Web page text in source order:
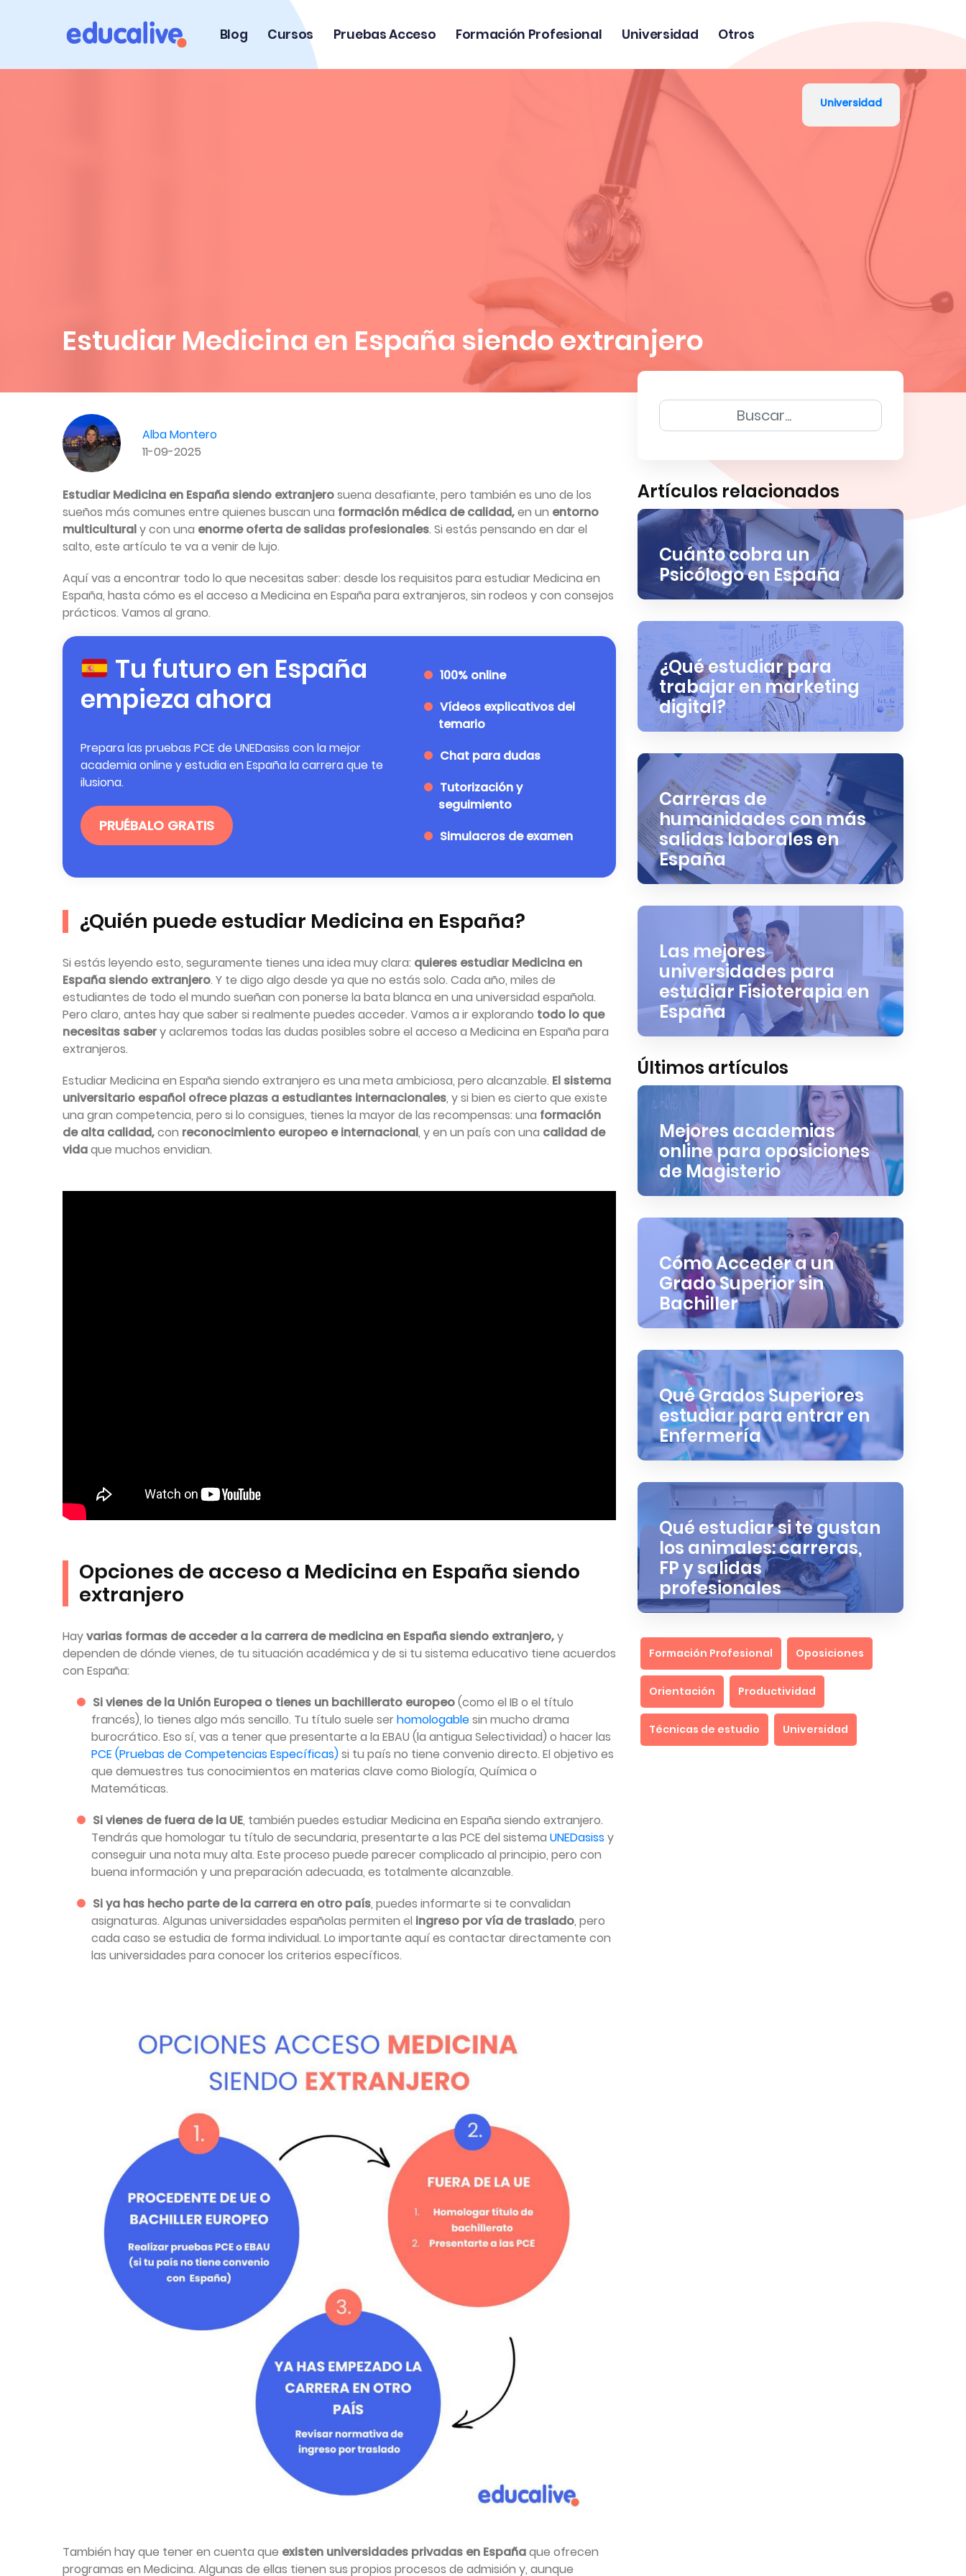
Blog Cursos Pruebas Acceso Formación Profesional Universidad Otros
Universidad
Estudiar Medicina en España siendo extranjero
Alba Montero
11-09-2025
Estudiar Medicina en España siendo extranjerosuena desafiante, pero también es uno de los
sueños más comunes entre quienes buscan una formación médica de calidad,en un entorno
multiculturaly con una enorme oferta de salidas profesionales. Si estás pensando en dar el
salto, este artículo te va a venir de lujo.
Aquí vas a encontrar todo lo que necesitas saber: desde los requisitos para estudiar Medicina en
España, hasta cómo es el acceso a Medicina en España para extranjeros, sin rodeos y con consejos
prácticos. Vamos al grano.
Tu futuro en España
empieza ahora
Prepara las pruebas PCE de UNEDasiss con la mejor
academia online y estudia en España la carrera que te
ilusiona.
PRUÉBALO GRATIS
100% online
Vídeos explicativos del
temario
Chat para dudas
Tutorización y
seguimiento
Simulacros de examen
¿Quién puede estudiar Medicina en España?
Si estás leyendo esto, seguramente tienes una idea muy clara: quieres estudiar Medicina en
España siendo extranjero. Y te digo algo desde ya que no estás solo. Cada año, miles de
estudiantes de todo el mundo sueñan con ponerse la bata blanca en una universidad española.
Pero claro, antes hay que saber si realmente puedes acceder. Vamos a ir explorando todo lo que
necesitas sabery aclaremos todas las dudas posibles sobre el acceso a Medicina en España para
extranjeros.
Estudiar Medicina en España siendo extranjero es una meta ambiciosa, pero alcanzable. El sistema
universitario español ofrece plazas a estudiantes internacionales, y si bien es cierto que existe
una gran competencia, pero si lo consigues, tienes la mayor de las recompensas: una formación
de alta calidad,con reconocimiento europeo e internacional, y en un país con una calidad de
vidaque muchos envidian.
Opciones de acceso a Medicina en España siendo
extranjero
Hayvarias formas de acceder a la carrera de medicina en España siendo extranjero,y
dependen de dónde vienes, de tu situación académica y de si tu sistema educativo tiene acuerdos
con España:
Si vienes de la Unión Europea o tienes un bachillerato europeo(como el IB o el título
francés), lo tienes algo más sencillo. Tu título suele serhomologablesin mucho drama
burocrático. Eso sí, vas a tener que presentarte a la EBAU (la antigua Selectividad) o hacer las
PCE (Pruebas de Competencias Específicas)si tu país no tiene convenio directo. El objetivo es
que demuestres tus conocimientos en materias clave como Biología, Química o
Matemáticas.
Si vienes de fuera de la UE, también puedes estudiar Medicina en España siendo extranjero.
Tendrás que homologar tu título de secundaria, presentarte a las PCE del sistema UNEDasissy
conseguir una nota muy alta. Este proceso puede parecer complicado al principio, pero con
buena información y una preparación adecuada, es totalmente alcanzable.
Si ya has hecho parte de la carrera en otro país, puedes informarte si te convalidan
asignaturas. Algunas universidades españolas permiten el ingreso por vía de traslado, pero
cada caso se estudia de forma individual. Lo importante aquí es contactar directamente con
las universidades para conocer los criterios específicos.
También hay que tener en cuenta que existen universidades privadas en Españaque ofrecen
programas en Medicina. Algunas de ellas tienen sus propios procesos de admisión y, aunque
Artículos relacionados
Cuánto cobra un
Psicólogo en España
¿Qué estudiar para
trabajar en marketing
digital?
Carreras de
humanidades con más
salidas laborales en
España
Las mejores
universidades para
estudiar Fisioterapia en
España
Últimos artículos
Mejores academias
online para oposiciones
de Magisterio
Cómo Acceder a un
Grado Superior sin
Bachiller
Qué Grados Superiores
estudiar para entrar en
Enfermería
Qué estudiar si te gustan
los animales: carreras,
FP y salidas
profesionales
Formación Profesional Oposiciones
Orientación Productividad
Técnicas de estudio Universidad